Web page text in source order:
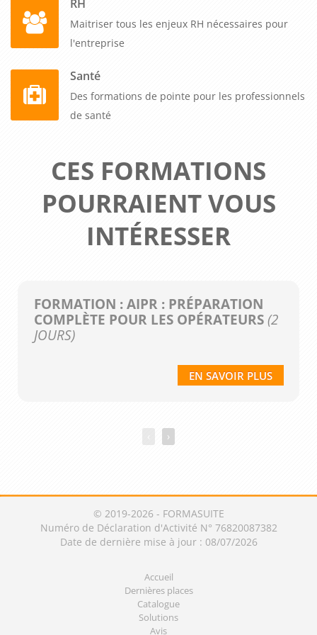
RH
Maitriser tous les enjeux RH nécessaires pour
l'entreprise
Santé
Des formations de pointe pour les professionnels
de santé
CES FORMATIONS
POURRAIENT VOUS
INTÉRESSER
FORMATION : AIPR : PRÉPARATION
COMPLÈTE POUR LES OPÉRATEURS(2
JOURS)
EN SAVOIR PLUS
›
© 2019-2026 - FORMASUITE
Numéro de Déclaration d'Activité N° 76820087382
Date de dernière mise à jour : 08/07/2026
Accueil
Dernières places
Catalogue
Solutions
Avis